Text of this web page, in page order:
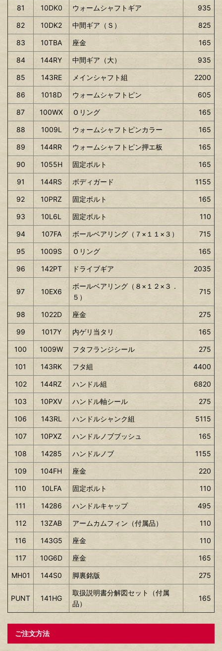
81 10DK0 ウォームシャフトギア 935
82 10DK2 中間ギア（Ｓ） 825
83 10TBA 座金 165
84 144RY 中間ギア（大） 935
85 143RE メインシャフト組 2200
86 1018D ウォームシャフトピン 605
87 100WX Ｏリング 165
88 1009L ウォームシャフトピンカラー 165
89 144RR ウォームシャフトピン押エ板 165
90 1055H 固定ボルト 165
91 144RS ボディガード 1155
92 10PRZ 固定ボルト 165
93 10L6L 固定ボルト 110
94 107FA ボールベアリング（７×１１×３） 715
95 1009S Ｏリング 165
96 142PT ドライブギア 2035
97 10EX6
ボールベアリング（８×１２×３．
５）
715
98 1022D 座金 275
99 1017Y 内ゲリ当タリ 165
100 1009W フタフランジシール 275
101 143RK フタ組 4400
102 144RZ ハンドル組 6820
103 10PXV ハンドル軸シール 275
106 143RL ハンドルシャンク組 5115
107 10PXZ ハンドルノブブッシュ 165
108 14285 ハンドルノブ 1155
109 104FH 座金 220
110 10LFA 固定ボルト 110
111 14286 ハンドルキャップ 495
112 13ZAB アームカムフィン（付属品） 110
116 143G5 座金 110
117 10G6D 座金 165
MH01 144S0 脚裏銘版 275
PUNT 141HG
取扱説明書分解図セット（付属
品）
165
ご注文方法